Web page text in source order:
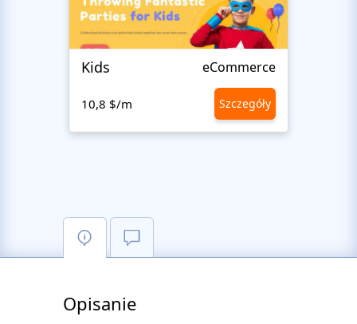
Kids eCommerce
10,8 $/m Szczegóły
Opisanie